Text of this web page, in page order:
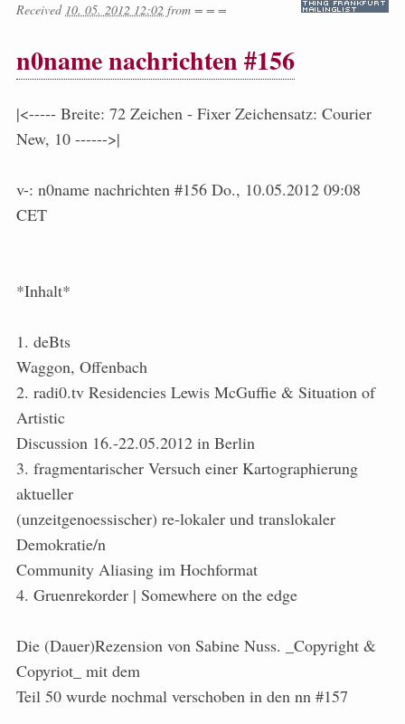
Received 10. 05. 2012 12:02 from = = =
n0name nachrichten #156
|<----- Breite: 72 Zeichen - Fixer Zeichensatz: Courier
New, 10 ------>|
v-: n0name nachrichten #156 Do., 10.05.2012 09:08
CET
*Inhalt*
1. deBts
Waggon, Offenbach
2. radi0.tv Residencies Lewis McGuffie & Situation of
Artistic
Discussion 16.-22.05.2012 in Berlin
3. fragmentarischer Versuch einer Kartographierung
aktueller
(unzeitgenoessischer) re-lokaler und translokaler
Demokratie/n
Community Aliasing im Hochformat
4. Gruenrekorder | Somewhere on the edge
Die (Dauer)Rezension von Sabine Nuss. _Copyright &
Copyriot_ mit dem
Teil 50 wurde nochmal verschoben in den nn #157